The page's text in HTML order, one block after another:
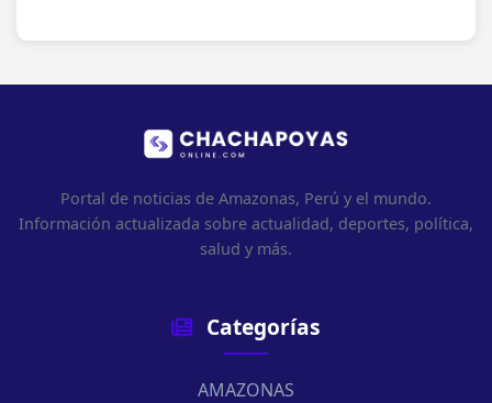
Portal de noticias de Amazonas, Perú y el mundo.
Información actualizada sobre actualidad, deportes, política,
salud y más.
Categorías
AMAZONAS